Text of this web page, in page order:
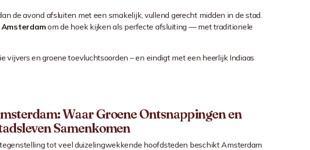
de avond afsluiten met een smakelijk, vullend gerecht midden in de stad.
om de hoek kijken als perfecte afsluiting — met traditionele
vijvers en groene toevluchtsoorden – en eindigt met een heerlijk Indiaas
Waar Groene Ontsnappingen en
Samenkomen
tot veel duizelingwekkende hoofdsteden beschikt Amsterdam